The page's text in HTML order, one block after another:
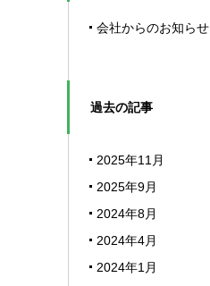
会社からのお知らせ
過去の記事
2025年11月
2025年9月
2024年8月
2024年4月
2024年1月